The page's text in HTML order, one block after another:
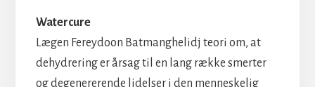
Watercure
Lægen Fereydoon Batmanghelidj teori om, at
dehydrering er årsag til en lang række smerter
og degenererende lidelser i den menneskelig